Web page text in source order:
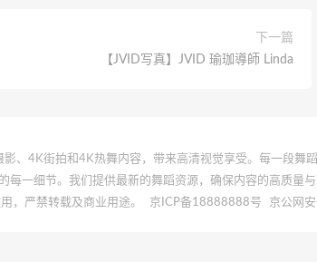
下一篇
【JVID写真】JVID 瑜珈導師 Linda
、4K街拍和4K热舞内容，带来高清视觉享受。每一段舞
每一细节。我们提供最新的舞蹈资源，确保内容的高质量
，严禁转载及商业用途。
京ICP备18888888号 京公网